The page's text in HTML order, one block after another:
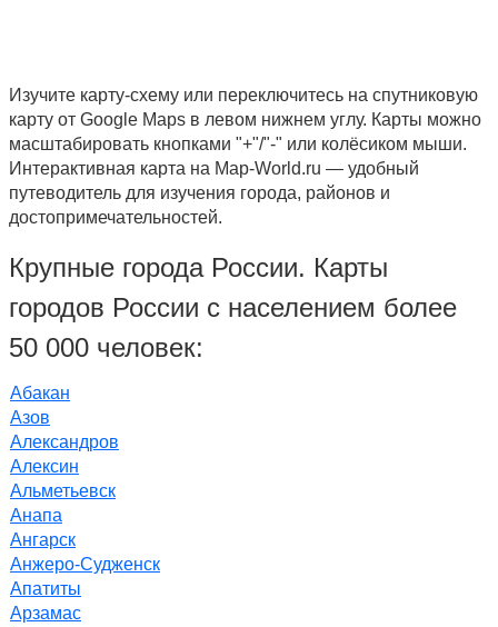
Изучите карту-схему или переключитесь на спутниковую
карту от Google Maps в левом нижнем углу. Карты можно
масштабировать кнопками "+"/"-" или колёсиком мыши.
Интерактивная карта на Map-World.ru — удобный
путеводитель для изучения города, районов и
достопримечательностей.
Крупные города России. Карты
городов России с населением более
50 000 человек:
Абакан
Азов
Александров
Алексин
Альметьевск
Анапа
Ангарск
Анжеро-Судженск
Апатиты
Арзамас